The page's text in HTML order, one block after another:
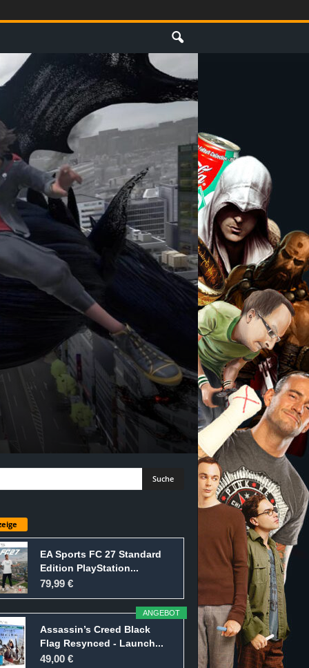
EA Sports FC 27 Standard
Edition PlayStation...
79,99 €
ANGEBOT
Assassin’s Creed Black
Flag Resynced - Launch...
49,00 €